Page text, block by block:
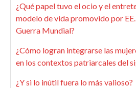
¿Qué papel tuvo el ocio y el
modelo de vida promovido por
Guerra Mundial?
¿Cómo logran integrarse las
en los contextos patriarcales del
¿Y si lo inútil fuera lo más valioso?